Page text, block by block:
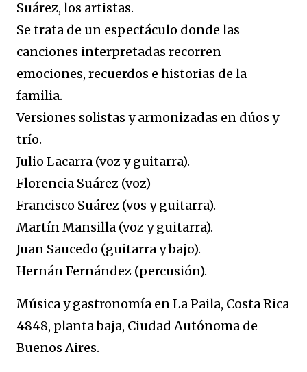
Suárez, los artistas.
Se trata de un espectáculo donde las
canciones interpretadas recorren
emociones, recuerdos e historias de la
familia.
Versiones solistas y armonizadas en dúos y
trío.
Julio Lacarra (voz y guitarra).
Florencia Suárez (voz)
Francisco Suárez (vos y guitarra).
Martín Mansilla (voz y guitarra).
Juan Saucedo (guitarra y bajo).
Hernán Fernández (percusión).
Música y gastronomía en La Paila, Costa Rica
4848, planta baja, Ciudad Autónoma de
Buenos Aires.